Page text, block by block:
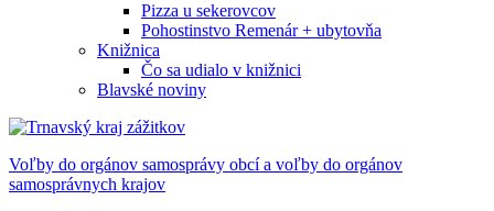
Pizza u sekerovcov
Pohostinstvo Remenár + ubytovňa
Knižnica
Čo sa udialo v knižnici
Blavské noviny
Voľby do orgánov samosprávy obcí a voľby do orgánov
samosprávnych krajov